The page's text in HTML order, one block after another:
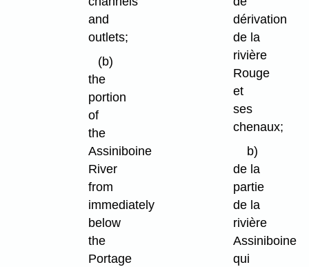
and
outlets;
(b)
the
portion
of
the
Assiniboine
River
from
immediately
below
the
Portage
dérivation
de la
rivière
Rouge
et
ses
chenaux;
b)
de la
partie
de la
rivière
Assiniboine
qui